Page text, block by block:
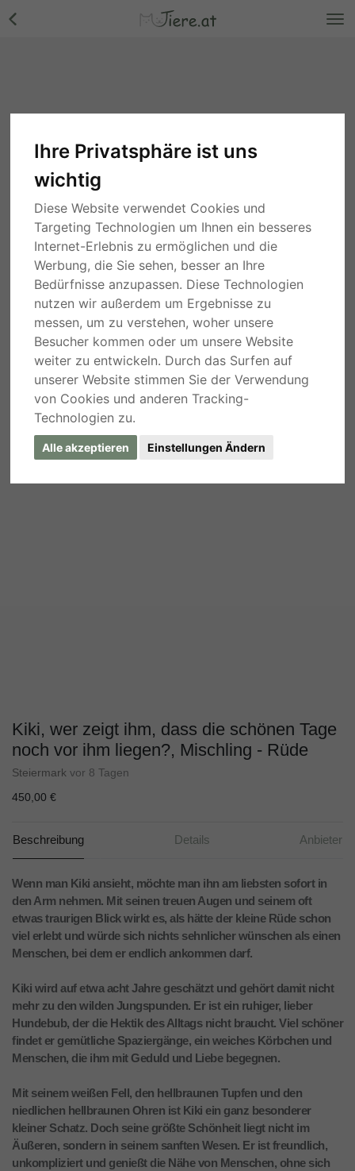
Ihre Privatsphäre ist uns
wichtig
Diese Website verwendet Cookies und
Targeting Technologien um Ihnen ein besseres
Internet-Erlebnis zu ermöglichen und die
Werbung, die Sie sehen, besser an Ihre
Bedürfnisse anzupassen. Diese Technologien
nutzen wir außerdem um Ergebnisse zu
messen, um zu verstehen, woher unsere
Besucher kommen oder um unsere Website
weiter zu entwickeln. Durch das Surfen auf
unserer Website stimmen Sie der Verwendung
von Cookies und anderen Tracking-
Technologien zu.
Alle akzeptieren Einstellungen Ändern
Kiki, wer zeigt ihm, dass die schönen Tage
noch vor ihm liegen?, Mischling - Rüde
Steiermark vor 8 Tagen
450,00 €
Beschreibung Details Anbieter
Wenn man Kiki ansieht, möchte man ihn am liebsten sofort in
den Arm nehmen. Mit seinen treuen Augen und seinem oft
etwas traurigen Blick wirkt es, als hätte der kleine Rüde schon
viel erlebt und würde sich nichts sehnlicher wünschen als einen
Menschen, bei dem er endlich ankommen darf.
Kiki wird auf etwa acht Jahre geschätzt und gehört damit nicht
mehr zu den wilden Jungspunden. Er ist ein ruhiger, lieber
Hundebub, der die Hektik des Alltags nicht braucht. Viel schöner
findet er gemütliche Spaziergänge, ein weiches Körbchen und
Menschen, die ihm mit Geduld und Liebe begegnen.
Mit seinem weißen Fell, den hellbraunen Tupfen und den
niedlichen hellbraunen Ohren ist Kiki ein ganz besonderer
kleiner Schatz. Doch seine größte Schönheit liegt nicht im
Äußeren, sondern in seinem sanften Wesen. Er ist freundlich,
unkompliziert und genießt die Nähe von Menschen, ohne sich